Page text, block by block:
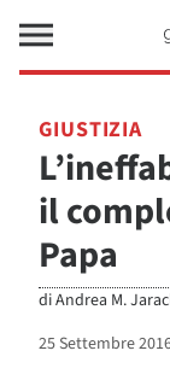
GIUSTIZIA
il
Papa
diAndrea M.
25 Settembre